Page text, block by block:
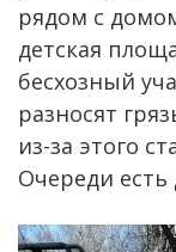
рядом с
детская
бесхозный
разносят
из-за этого
Очереди